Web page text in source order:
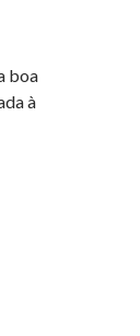
boa
à